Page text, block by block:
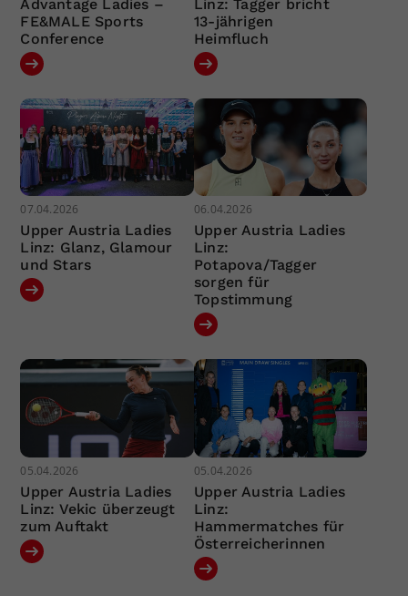
Advantage Ladies –
FE&MALE Sports
Conference
Linz: Tagger bricht
13-jährigen
Heimfluch
07.04.2026
Upper Austria Ladies
Linz: Glanz, Glamour
und Stars
06.04.2026
Upper Austria Ladies
Linz:
Potapova/Tagger
sorgen für
Topstimmung
05.04.2026
Upper Austria Ladies
Linz: Vekic überzeugt
zum Auftakt
05.04.2026
Upper Austria Ladies
Linz:
Hammermatches für
Österreicherinnen